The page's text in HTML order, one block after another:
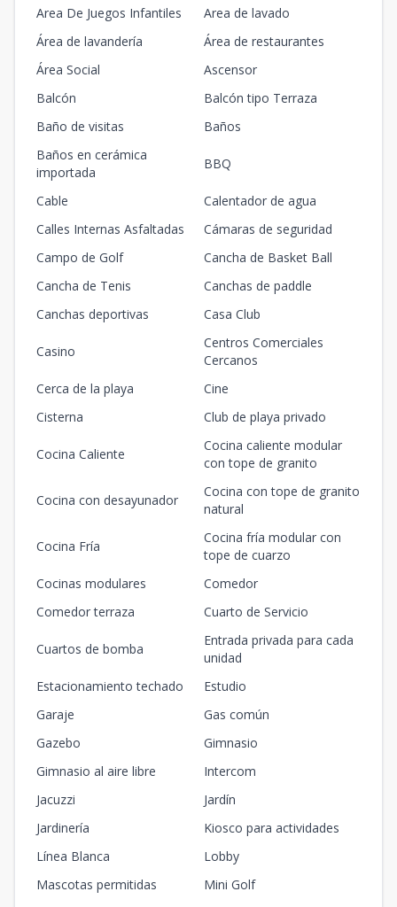
Area De Juegos Infantiles
Area de lavado
Área de lavandería
Área de restaurantes
Área Social
Ascensor
Balcón
Balcón tipo Terraza
Baño de visitas
Baños
Baños en cerámica
importada
BBQ
Cable
Calentador de agua
Calles Internas Asfaltadas
Cámaras de seguridad
Campo de Golf
Cancha de Basket Ball
Cancha de Tenis
Canchas de paddle
Canchas deportivas
Casa Club
Casino
Centros Comerciales
Cercanos
Cerca de la playa
Cine
Cisterna
Club de playa privado
Cocina Caliente
Cocina caliente modular
con tope de granito
Cocina con desayunador
Cocina con tope de granito
natural
Cocina Fría
Cocina fría modular con
tope de cuarzo
Cocinas modulares
Comedor
Comedor terraza
Cuarto de Servicio
Cuartos de bomba
Entrada privada para cada
unidad
Estacionamiento techado
Estudio
Garaje
Gas común
Gazebo
Gimnasio
Gimnasio al aire libre
Intercom
Jacuzzi
Jardín
Jardinería
Kiosco para actividades
Línea Blanca
Lobby
Mascotas permitidas
Mini Golf